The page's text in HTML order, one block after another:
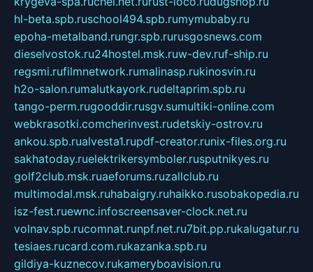
hl-beta.spb.ruschool494.spb.rumymubaby.ru
epoha-metalband.rungr.spb.rurusgosnews.com
dieselvostok.ru24hostel.msk.ruw-dev.ruf-ship.ru
regsmi.rufilmnetwork.rumalinasp.rukinosvin.ru
h2o-salon.rumalutkayork.rudeltaprim.spb.ru
tango-perm.rugooddir.rusgv.sumultiki-online.com
webkrasotki.comcherinvest.rudetskiy-ostrov.ru
ankou.spb.rualvesta1.rupdf-creator.runix-files.org.ru
sakhatoday.ruelektrikersymboler.rusputnikyes.ru
golf2club.msk.ruaeforums.ruzallclub.ru
multimodal.msk.ruhabaigry.ruhaikko.rusobakopedia.ru
isz-fest.ruewnc.infoscreensaver-clock.net.ru
volnav.spb.rucomnat.runpf.net.ru7bit.pp.rukalugatur.ru
tesiaes.rucard.com.rukazanka.spb.ru
gildiya-kuznecov.rukameryboavision.ru